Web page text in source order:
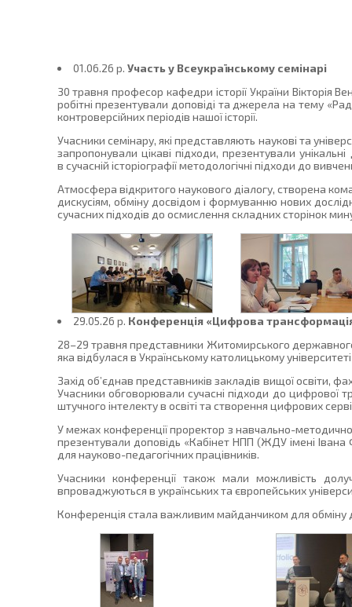
01.06.26 p. Участь у Всеукраїнському семінарі
30 травня професор кафедри історії України Вікторія
робітні презентували доповіді та джерела на тему
контроверсійних періодів нашої історії.
Учасники семінару, які представляють наукові та
запропонували цікаві підходи, презентували
в сучасній історіографії методологічні підходи до
Атмосфера відкритого наукового діалогу, створена
дискусіям, обміну досвідом і формуванню нових
сучасних підходів до осмислення складних сторінок
29.05.26 p. Конференція «Цифрова трансформація
28–29 травня представники Житомирського
яка відбулася в Українському католицькому
Захід об’єднав представників закладів вищої освіти,
Учасники обговорювали сучасні підходи до цифрової
штучного інтелекту в освіті та створення цифрових
У межах конференції проректор з навчально-
презентували доповідь «Кабінет НПП (ЖДУ імені
для науково-педагогічних працівників.
Учасники конференції також мали можливість
впроваджуються в українських та європейських
Конференція стала важливим майданчиком для обміну